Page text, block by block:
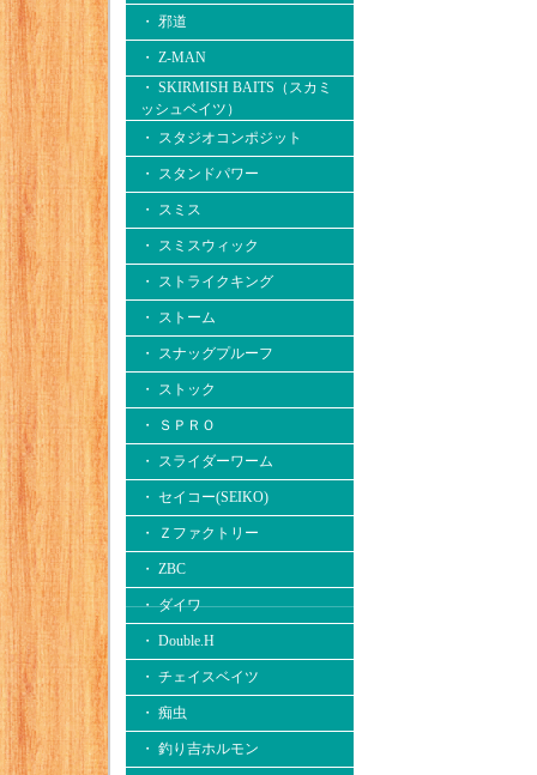
・ 邪道
・ Z-MAN
・ SKIRMISH BAITS（スカミ
ッシュベイツ）
・ スタジオコンポジット
・ スタンドパワー
・ スミス
・ スミスウィック
・ ストライクキング
・ ストーム
・ スナッグプルーフ
・ ストック
・ ＳＰＲＯ
・ スライダーワーム
・ セイコー(SEIKO)
・ Ｚファクトリー
・ ZBC
・ ダイワ
・ Double.H
・ チェイスベイツ
・ 痴虫
・ 釣り吉ホルモン